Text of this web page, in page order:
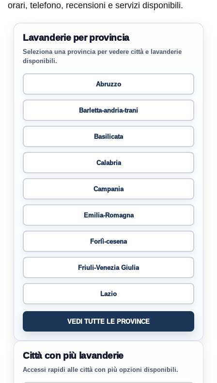
orari, telefono, recensioni e servizi disponibili.
Lavanderie per provincia
Seleziona una provincia per vedere città e lavanderie
disponibili.
Abruzzo
Barletta-andria-trani
Basilicata
Calabria
Campania
Emilia-Romagna
Forlì-cesena
Friuli-Venezia Giulia
Lazio
VEDI TUTTE LE PROVINCE
Città con più lavanderie
Accessi rapidi alle città con più opzioni disponibili.